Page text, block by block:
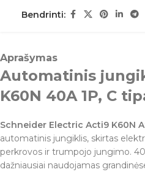
Bendrinti:
Aprašymas
Automatinis
K60N 40A 1P, C
Schneider Electric Acti9 K60N
automatinis jungiklis, skirtas
perkrovos ir trumpojo jungimo.
dažniausiai naudojamas